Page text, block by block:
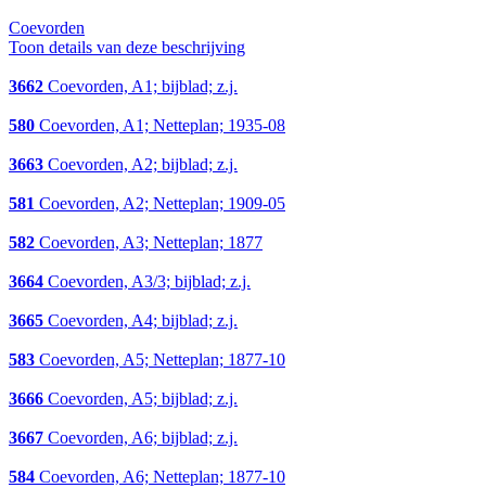
Coevorden
Toon details van deze beschrijving
3662 Coevorden, A1; bijblad; z.j.
580 Coevorden, A1; Netteplan; 1935-08
3663 Coevorden, A2; bijblad; z.j.
581 Coevorden, A2; Netteplan; 1909-05
582 Coevorden, A3; Netteplan; 1877
3664 Coevorden, A3/3; bijblad; z.j.
3665 Coevorden, A4; bijblad; z.j.
583 Coevorden, A5; Netteplan; 1877-10
3666 Coevorden, A5; bijblad; z.j.
3667 Coevorden, A6; bijblad; z.j.
584 Coevorden, A6; Netteplan; 1877-10